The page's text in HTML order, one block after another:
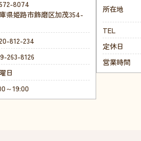
8074
県姫路市飾磨区加茂354-
812-234
263-8126
日
～19:00
所在地
TEL
定休日
営業時間